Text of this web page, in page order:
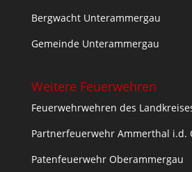
Bergwacht Unterammergau
Gemeinde Unterammergau
Weitere Feuerwehren
Feuerwehrwehren des
Partnerfeuerwehr Ammerthal i.d.
Patenfeuerwehr Oberammergau